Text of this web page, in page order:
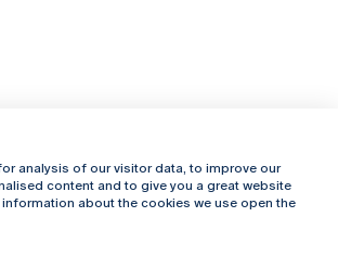
1327
Campus Online
Webmail
analysis of our visitor data, to improve our
content and to give you a great website
information about the cookies we use open the